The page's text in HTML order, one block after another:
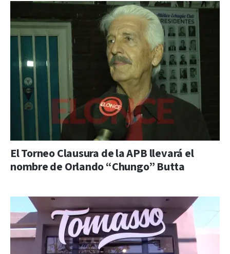
El Torneo Clausura de la APB llevará el
nombre de Orlando “Chungo” Butta